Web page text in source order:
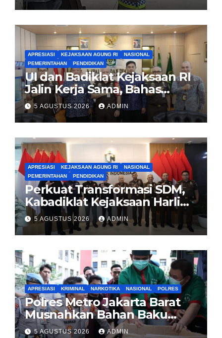
APRESIASI KEJAKSAAN AGUNG RI
NASIONAL
PEMERINTAHAN
PENDIDIKAN
UI dan Badiklat Kejaksaan RI
Jalin Kerja Sama, Bahas
Pembentukan Pusat Studi
Kajian Kejaksaan
5 AGUSTUS 2026 ADMIN
APRESIASI KEJAKSAAN AGUNG RI
NASIONAL
PEMERINTAHAN
PENDIDIKAN
Perkuat Transformasi SDM,
Kabadiklat Kejaksaan Harli
Siregar Jalin Sinergi dengan
LAN RI
5 AGUSTUS 2026 ADMIN
APRESIASI KRIMINAL NARKOTIKA NASIONAL POLRES
Polres Metro Jakarta Barat
Musnahkan Bahan Baku
Narkotika 1,1 Ton
5 AGUSTUS 2026 ADMIN